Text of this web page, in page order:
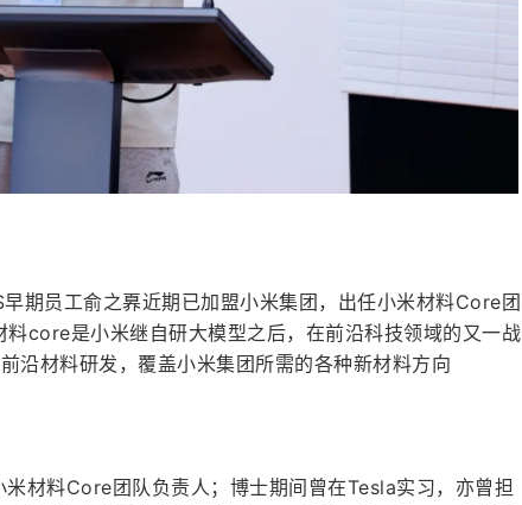
期员工俞之奡近期已加盟小米集团，出任小米材料Core团
core是小米继自研大模型之后，在前沿科技领域的又一战
沿材料研发，覆盖小米集团所需的各种新材料方向
材料Core团队负责人；博士期间曾在Tesla实习，亦曾担